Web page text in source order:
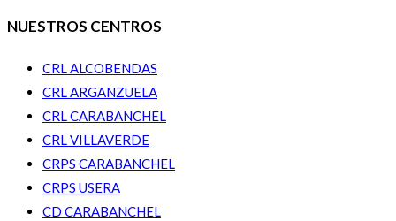
NUESTROS CENTROS
CRL ALCOBENDAS
CRL ARGANZUELA
CRL CARABANCHEL
CRL VILLAVERDE
CRPS CARABANCHEL
CRPS USERA
CD CARABANCHEL